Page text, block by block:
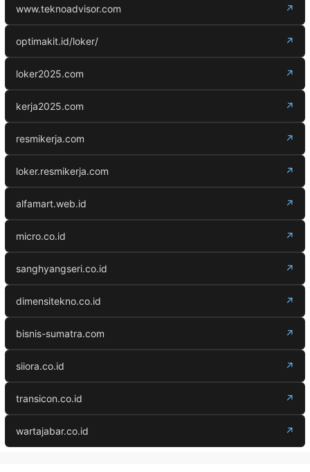
www.teknoadvisor.com ↗
optimakit.id/loker/ ↗
loker2025.com ↗
kerja2025.com ↗
resmikerja.com ↗
loker.resmikerja.com ↗
alfamart.web.id ↗
micro.co.id ↗
sanghyangseri.co.id ↗
dimensitekno.co.id ↗
bisnis-sumatra.com ↗
siiora.co.id ↗
transicon.co.id ↗
wartajabar.co.id ↗